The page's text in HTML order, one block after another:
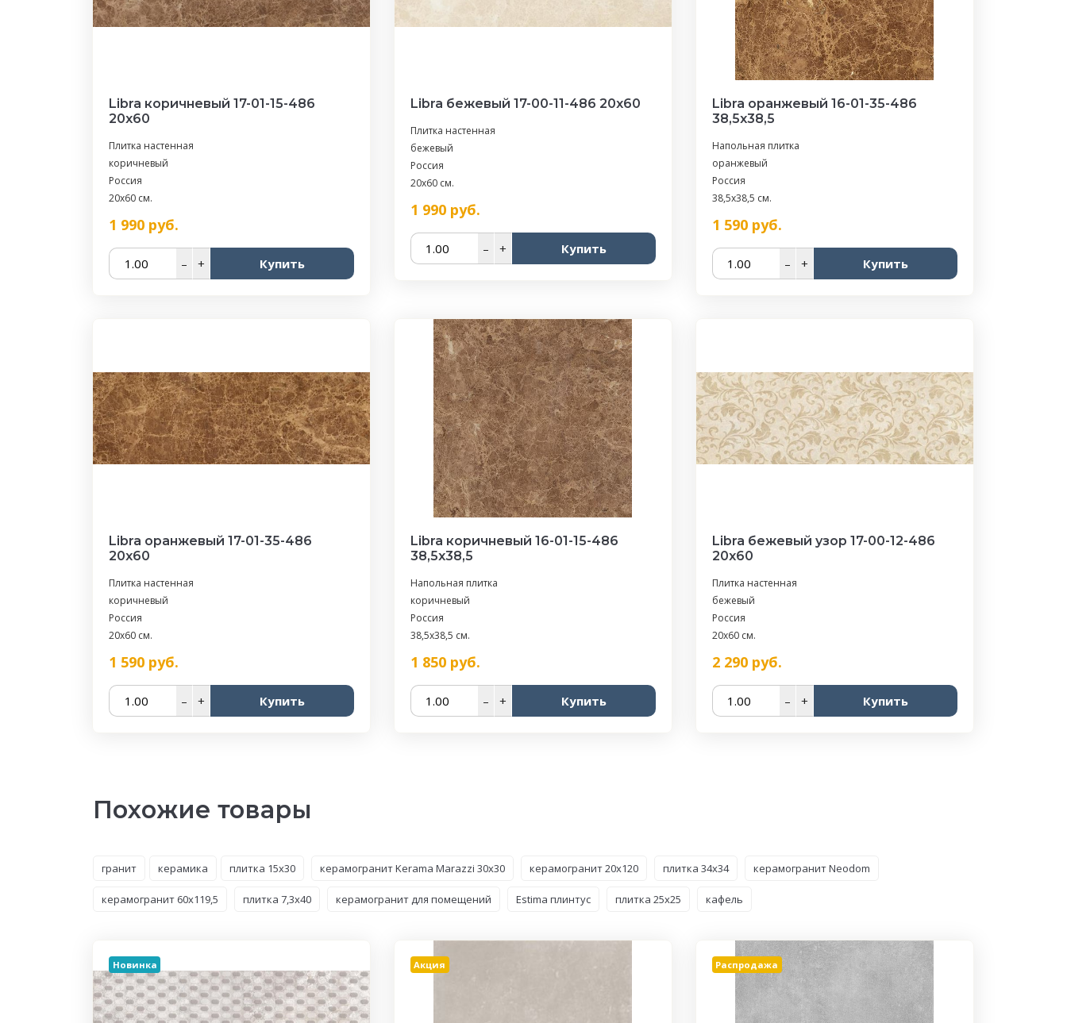
Libra коричневый 17-01-15-486
20х60
Плитка настенная
коричневый
Россия
20x60 см.
1 990 руб.
– + Купить
Libra бежевый 17-00-11-486 20х60
Плитка настенная
бежевый
Россия
20x60 см.
1 990руб.
– + Купить
Libra оранжевый 16-01-35-486
38,5х38,5
Напольная плитка
оранжевый
Россия
38,5x38,5 см.
1 590руб.
– + Купить
Libra оранжевый 17-01-35-486
20х60
Плитка настенная
коричневый
Россия
20x60 см.
1 590 руб.
– + Купить
Libra коричневый 16-01-15-486
38,5х38,5
Напольная плитка
коричневый
Россия
38,5x38,5 см.
1 850руб.
– + Купить
Libra бежевый узор 17-00-12-486
20х60
Плитка настенная
бежевый
Россия
20x60 см.
2 290руб.
– + Купить
Похожие товары
гранит керамика плитка 15x30 керамогранит Kerama Marazzi 30x30 керамогранит 20x120 плитка 34x34 керамогранит Neodom
керамогранит 60x119,5 плитка 7,3x40 керамогранит для помещений Estima плинтус плитка 25x25 кафель
Новинка Акция Распродажа